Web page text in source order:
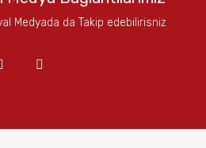
Ürün açıklamasında eksik bilgiler bulunuyor.
fiyatı diğer sitelerden daha pahalı.
Medyada da Takip edebilirisniz